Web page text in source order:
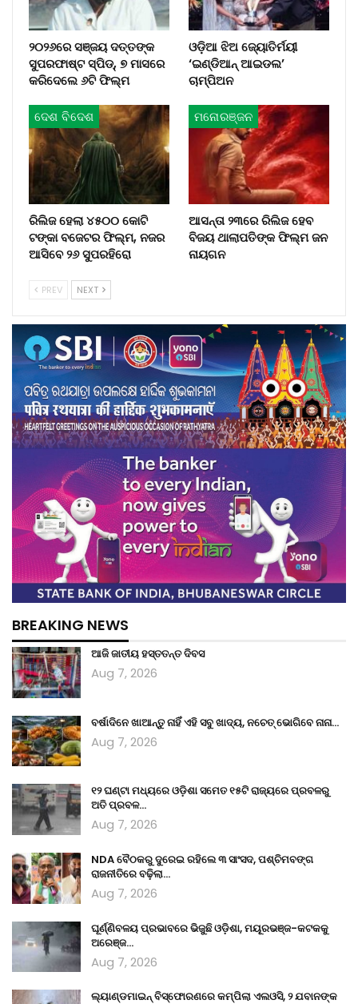
୨୦୨୬ରେ ସଞ୍ଜୟ ଦତ୍ତଙ୍କ
ସୁପରଫାଷ୍ଟ ସ୍ପିଡ୍, ୭ ମାସରେ
କରିଦେଲେ ୬ଟି ଫିଲ୍ମ
ଓଡ଼ିଆ ଝିଅ ଜ୍ୟୋତିର୍ମୟୀ
‘ଇଣ୍ଡିଆନ୍‌ ଆଇଡଲ’
ଚାମ୍ପିଅନ
ଦେଶ ବିଦେଶ
ରିଲିଜ ହେଲା ୪୫୦୦ କୋଟି
ଟଙ୍କା ବଜେଟର ଫିଲ୍ମ, ନଜର
ଆସିବେ ୨୬ ସୁପରହିରୋ
ମନୋରଞ୍ଜନ
ଆସନ୍ତା ୨୩ରେ ରିଲିଜ ହେବ
ବିଜୟ ଥାଲାପତିଙ୍କ ଫିଲ୍ମ ଜନ
ନାୟଗନ
PREV NEXT
BREAKING NEWS
ଆଜି ଜାତୀୟ ହସ୍ତତନ୍ତ ଦିବସ
Aug 7, 2026
ବର୍ଷାଦିନେ ଖାଆନ୍ତୁ ନାହିଁ ଏହି ସବୁ ଖାଦ୍ୟ, ନଚେତ୍ ଭୋଗିବେ ନାନା…
Aug 7, 2026
୧୨ ଘଣ୍ଟା ମଧ୍ୟରେ ଓଡ଼ିଶା ସମେତ ୧୫ଟି ରାଜ୍ୟରେ ପ୍ରବଳରୁ
ଅତି ପ୍ରବଳ…
Aug 7, 2026
NDA ବୈଠକରୁ ଦୁରେଇ ରହିଲେ ୩ ସାଂସଦ, ପଶ୍ଚିମବଙ୍ଗ
ରାଜନୀତିରେ ବଢ଼ିଲା…
Aug 7, 2026
ଘୂର୍ଣ୍ଣିବଳୟ ପ୍ରଭାବରେ ଭିଜୁଛି ଓଡ଼ିଶା, ମୟୂରଭଞ୍ଜ-କଟକକୁ
ଅରେଞ୍ଜ…
Aug 7, 2026
ଲ୍ୟାଣ୍ଡମାଇନ୍ ବିସ୍ଫୋରଣରେ କମ୍ପିଲା ଏଲଓସି, ୨ ଯବାନଙ୍କ